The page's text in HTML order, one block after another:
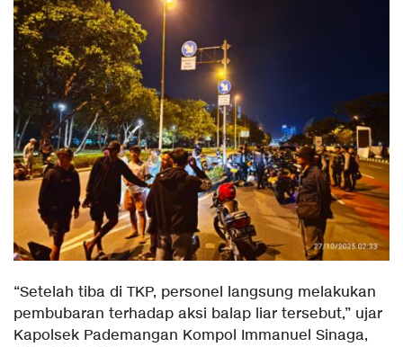
“Setelah tiba di TKP, personel langsung melakukan
pembubaran terhadap aksi balap liar tersebut,” ujar
Kapolsek Pademangan Kompol Immanuel Sinaga,